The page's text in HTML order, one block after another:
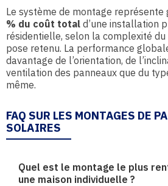
Le système de montage représente
% du coût total d’une installation
résidentielle, selon la complexité
pose retenu. La performance
davantage de l’orientation, de
ventilation des panneaux que du
même.
FAQ SUR LES MONTAGES DE
SOLAIRES
Quel est le montage le plus
une maison individuelle ?